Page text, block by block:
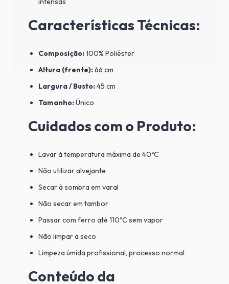
Características Técnicas:
Composição:100% Poliéster
Altura (frente):66 cm
Largura / Busto:45 cm
Tamanho:Único
Cuidados com o Produto:
Lavar à temperatura máxima de 40ºC
Não utilizar alvejante
Secar à sombra em varal
Não secar em tambor
Passar com ferro até 110ºC sem vapor
Não limpar a seco
Limpeza úmida profissional, processo normal
Conteúdo da